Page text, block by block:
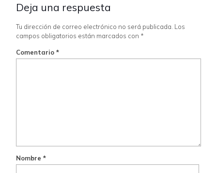
Deja una respuesta
Tu dirección de correo electrónico no será publicada. Los
campos obligatorios están marcados con *
Comentario *
Nombre *